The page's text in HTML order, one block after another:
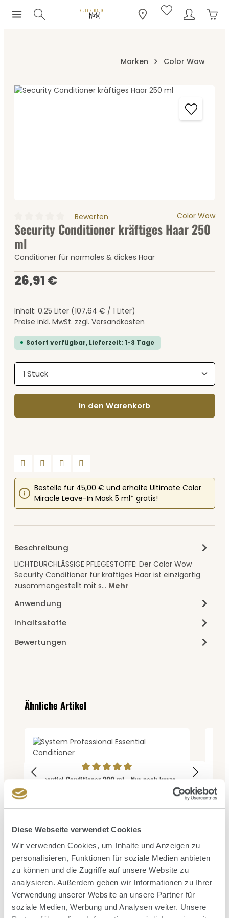
Diese Webseite verwendet Cookies
Wir verwenden Cookies, um Inhalte und Anzeigen zu
personalisieren, Funktionen für soziale Medien anbieten
zu können und die Zugriffe auf unsere Website zu
analysieren. Außerdem geben wir Informationen zu Ihrer
Verwendung unserer Website an unsere Partner für
soziale Medien, Werbung und Analysen weiter. Unsere
Zum Hauptinhalt springen
Marken Color Wow
Bildergalerie überspringen
Durchschnittliche Bewertung von 0 von 5 Sternen
Bewerten Color Wow
Security Conditioner kräftiges Haar 250
ml
Conditioner für normales & dickes Haar
Regulärer Preis:
26,91 €
Inhalt: 0.25 Liter (107,64 € / 1 Liter)
Preise inkl. MwSt. zzgl. Versandkosten
Sofort verfügbar, Lieferzeit: 1-3 Tage
Produkt Anzahl: Gib den gewünschten Wert
In den Warenkorb
Bestelle für 45,00 € und erhalte Ultimate Color
Miracle Leave-In Mask 5 ml* gratis!
Beschreibung
LICHTDURCHLÄSSIGE PFLEGESTOFFE: Der Color Wow
Security Conditioner für kräftiges Haar ist einzigartig
zusammengestellt mit s… Mehr
Anwendung
Inhaltsstoffe
Bewertungen
Produktgalerie überspringen
Ähnliche Artikel
Durchschnittliche Bewertung von 5 von 5 Sternen
Essential Conditioner 200 ml - Nur noch kurze
Inhalt:0.2 Liter(184,50 € / 1 Liter)
Produktgalerie überspringen
Zusammen kaufen mit